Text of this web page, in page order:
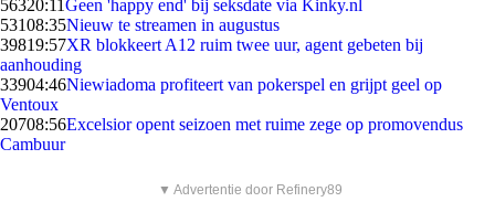
56320:11Geen 'happy end' bij seksdate via Kinky.nl
53108:35Nieuw te streamen in augustus
39819:57XR blokkeert A12 ruim twee uur, agent gebeten bij
aanhouding
33904:46Niewiadoma profiteert van pokerspel en grijpt geel op
Ventoux
20708:56Excelsior opent seizoen met ruime zege op promovendus
Cambuur
▼ Advertentie door Refinery89